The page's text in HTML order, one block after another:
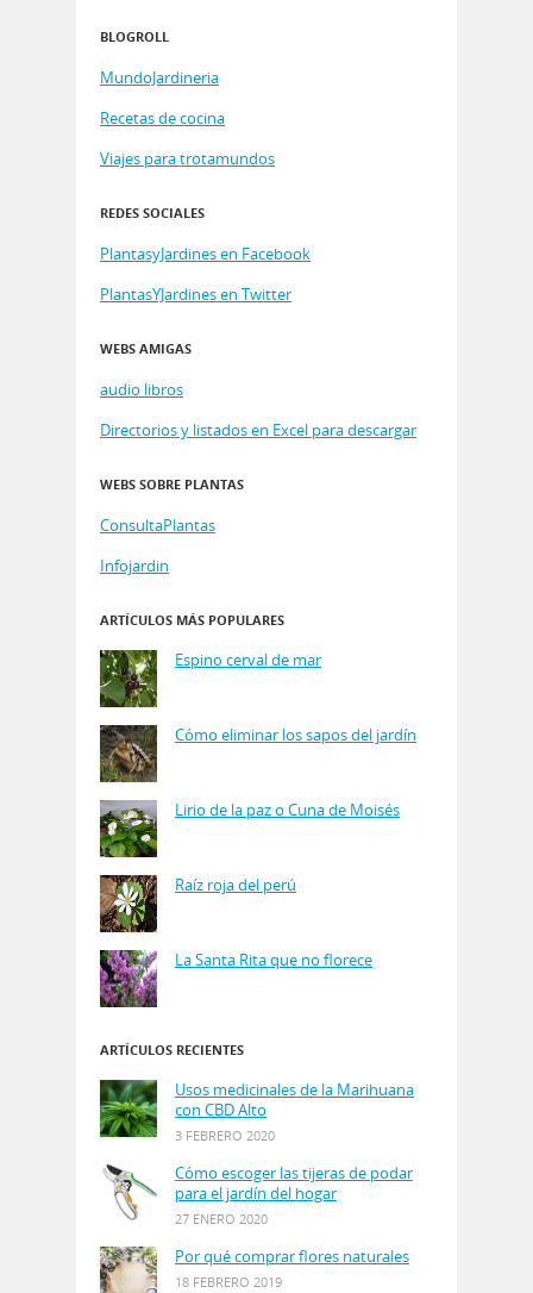
BLOGROLL
MundoJardineria
Recetas de cocina
Viajes para trotamundos
REDES SOCIALES
PlantasyJardines en Facebook
PlantasYJardines en Twitter
WEBS AMIGAS
audio libros
Directorios y listados en Excel para descargar
WEBS SOBRE PLANTAS
ConsultaPlantas
Infojardin
ARTÍCULOS MÁS POPULARES
Espino cerval de mar
Cómo eliminar los sapos del jardín
Lirio de la paz o Cuna de Moisés
Raíz roja del perú
La Santa Rita que no florece
ARTÍCULOS RECIENTES
Usos medicinales de la Marihuana
con CBD Alto
3 FEBRERO 2020
Cómo escoger las tijeras de podar
para el jardín del hogar
27 ENERO 2020
Por qué comprar flores naturales
18 FEBRERO 2019